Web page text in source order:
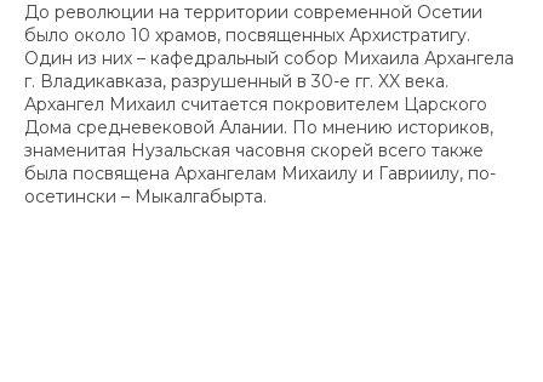
До революции на территории современной Осетии
было около 10 храмов, посвященных Архистратигу.
Один из них – кафедральный собор Михаила Архангела
г. Владикавказа, разрушенный в 30-е гг. XX века.
Архангел Михаил считается покровителем Царского
Дома средневековой Алании. По мнению историков,
знаменитая Нузальская часовня скорей всего также
была посвящена Архангелам Михаилу и Гавриилу, по-
осетински – Мыкалгабырта.